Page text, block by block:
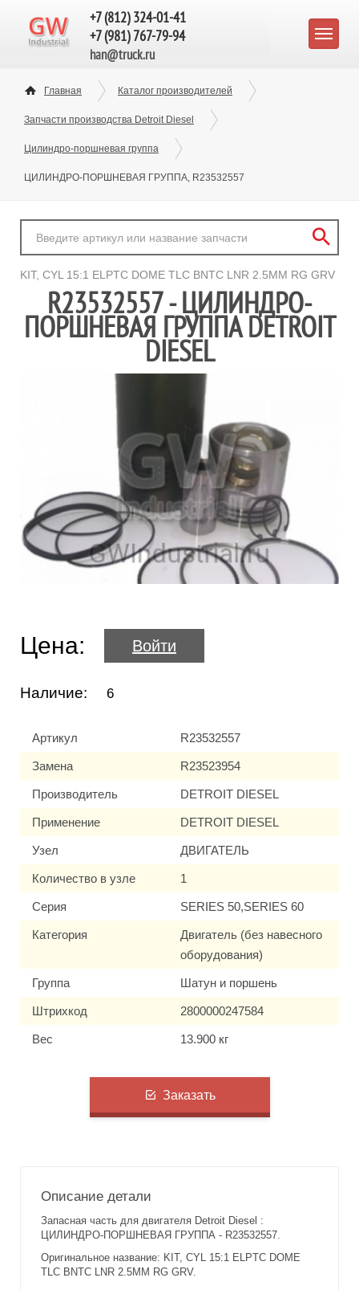
+7 (812) 324-01-41
+7 (981) 767-79-94
han@truck.ru
Главная Каталог производителей
Запчасти производства Detroit Diesel
Цилиндро-поршневая группа
ЦИЛИНДРО-ПОРШНЕВАЯ ГРУППА, R23532557
KIT, CYL 15:1 ELPTC DOME TLC BNTC LNR 2.5MM RG GRV
R23532557 - ЦИЛИНДРО-
ПОРШНЕВАЯ ГРУППА DETROIT
DIESEL
Цена: Войти
Наличие: 6
Артикул R23532557
Замена R23523954
Производитель DETROIT DIESEL
Применение DETROIT DIESEL
Узел ДВИГАТЕЛЬ
Количество в узле 1
Серия SERIES 50,SERIES 60
Категория
Двигатель (без навесного
оборудования)
Группа Шатун и поршень
Штрихкод 2800000247584
Вес 13.900 кг
Заказать
Описание детали
Запасная часть для двигателя Detroit Diesel :
ЦИЛИНДРО-ПОРШНЕВАЯ ГРУППА - R23532557.
Оригинальное название: KIT, CYL 15:1 ELPTC DOME
TLC BNTC LNR 2.5MM RG GRV.